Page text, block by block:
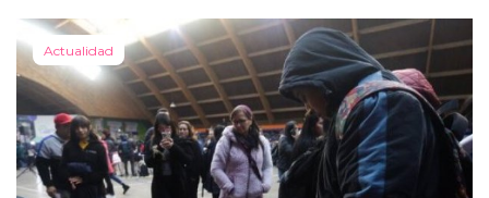
Actualidad